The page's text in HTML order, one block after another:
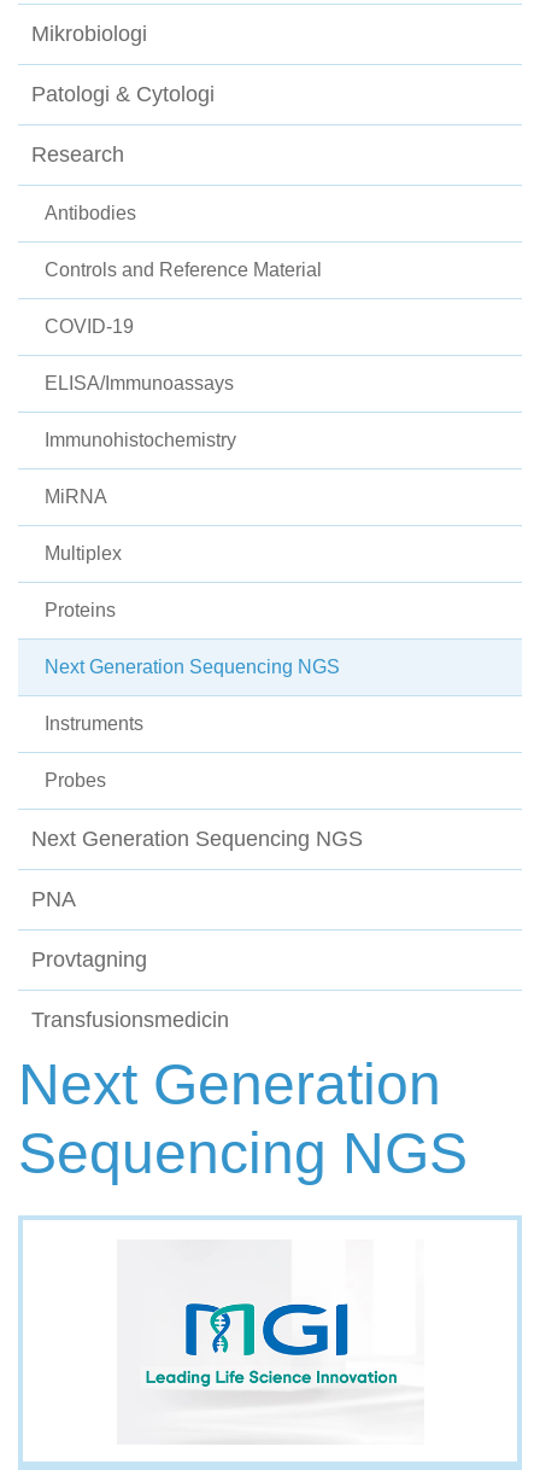
Mikrobiologi
Patologi & Cytologi
Research
Antibodies
Controls and Reference Material
COVID-19
ELISA/Immunoassays
Immunohistochemistry
MiRNA
Multiplex
Proteins
Next Generation Sequencing NGS
Instruments
Probes
Next Generation Sequencing NGS
PNA
Provtagning
Transfusionsmedicin
Next Generation
Sequencing NGS